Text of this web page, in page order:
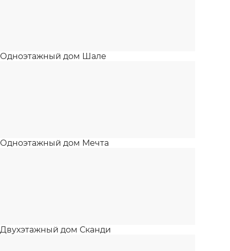
Одноэтажный дом Шале
Одноэтажный дом Мечта
Двухэтажный дом Сканди